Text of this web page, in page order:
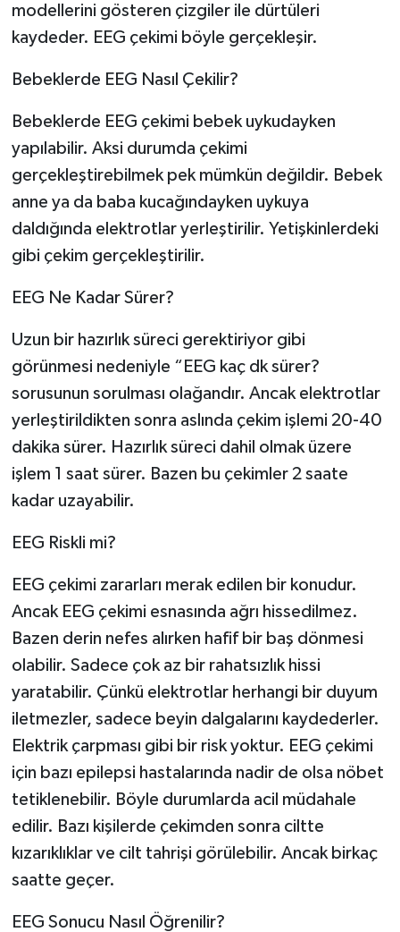
modellerini gösteren çizgiler ile dürtüleri
kaydeder. EEG çekimi böyle gerçekleşir.
Bebeklerde EEG Nasıl Çekilir?
Bebeklerde EEG çekimi bebek uykudayken
yapılabilir. Aksi durumda çekimi
gerçekleştirebilmek pek mümkün değildir. Bebek
anne ya da baba kucağındayken uykuya
daldığında elektrotlar yerleştirilir. Yetişkinlerdeki
gibi çekim gerçekleştirilir.
EEG Ne Kadar Sürer?
Uzun bir hazırlık süreci gerektiriyor gibi
görünmesi nedeniyle “EEG kaç dk sürer?
sorusunun sorulması olağandır. Ancak elektrotlar
yerleştirildikten sonra aslında çekim işlemi 20-40
dakika sürer. Hazırlık süreci dahil olmak üzere
işlem 1 saat sürer. Bazen bu çekimler 2 saate
kadar uzayabilir.
EEG Riskli mi?
EEG çekimi zararları merak edilen bir konudur.
Ancak EEG çekimi esnasında ağrı hissedilmez.
Bazen derin nefes alırken hafif bir baş dönmesi
olabilir. Sadece çok az bir rahatsızlık hissi
yaratabilir. Çünkü elektrotlar herhangi bir duyum
iletmezler, sadece beyin dalgalarını kaydederler.
Elektrik çarpması gibi bir risk yoktur. EEG çekimi
için bazı epilepsi hastalarında nadir de olsa nöbet
tetiklenebilir. Böyle durumlarda acil müdahale
edilir. Bazı kişilerde çekimden sonra ciltte
kızarıklıklar ve cilt tahrişi görülebilir. Ancak birkaç
saatte geçer.
EEG Sonucu Nasıl Öğrenilir?